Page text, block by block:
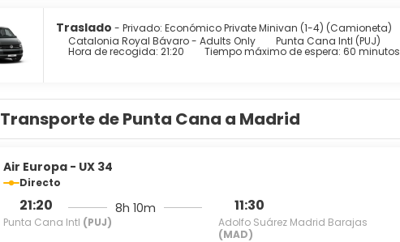
Traslado - Privado: Económico Private Minivan (1-4) (Camioneta)
Catalonia Royal Bávaro - Adults Only
Punta Cana Intl (PUJ)
Hora de recogida: 21:20 Tiempo máximo de espera: 60 minutos
Transporte de Punta Cana a Madrid
Air Europa - UX 34
Directo
21:20
Punta Cana Intl (PUJ)
8h 10m 11:30
Adolfo Suárez Madrid Barajas
(MAD)